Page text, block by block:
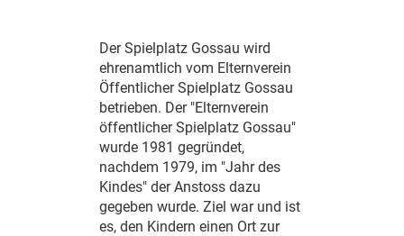
Der Spielplatz Gossau wird
ehrenamtlich vom Elternverein
Öffentlicher Spielplatz Gossau
betrieben. Der "Elternverein
öffentlicher Spielplatz Gossau"
wurde 1981 gegründet,
nachdem 1979, im "Jahr des
Kindes" der Anstoss dazu
gegeben wurde. Ziel war und ist
es, den Kindern einen Ort zur